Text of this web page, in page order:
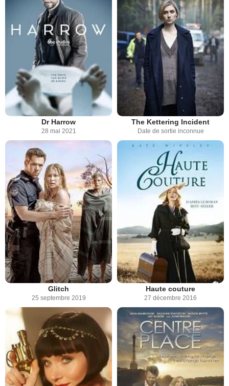
Dr Harrow
28 mai 2021
The Kettering Incident
Date de sortie inconnue
Glitch
25 septembre 2019
Haute couture
27 décembre 2016